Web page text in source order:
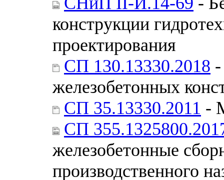
конструкции
проектирования
СП 130.13330.2018
железобетонных
СП 35.13330.2011 -
СП
железобетонные
производственного